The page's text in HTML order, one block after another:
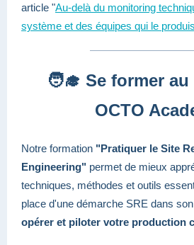
article "Au-delà du monitoring
système et des équipes qui le
🧑‍🎓 Se former au
OCTO
Notre formation "Pratiquer le Site
Engineering" permet de mieux
techniques, méthodes et outils
place d'une démarche SRE dans
opérer et piloter votre production